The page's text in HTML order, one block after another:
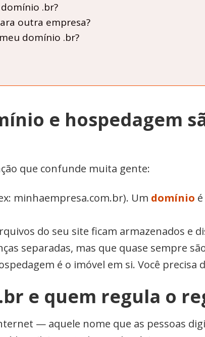
.br?
outra empresa?
domínio .br?
e hospedagem
que confunde muita gente:
minhaempresa.com.br). Um domínio
do seu site ficam armazenados e
separadas, mas que quase sempre
é o imóvel em si. Você
e quem regula o
— aquele nome que as pessoas